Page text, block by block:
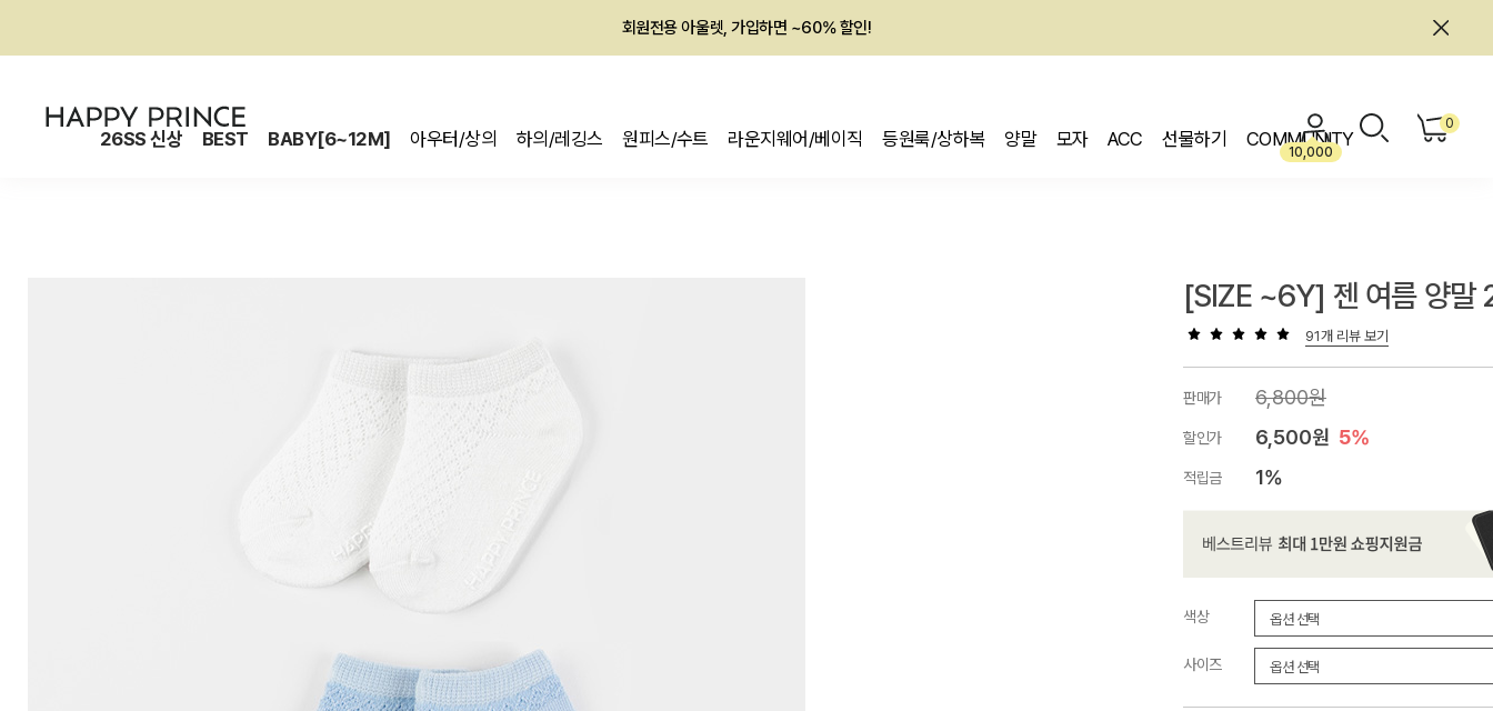
회원전용 아울렛, 가입하면 ~60% 할인!
26SS 신상 BEST BABY[6~12M] 아우터/상의 하의/레깅스 원피스/수트 라운지웨어/베이직 등원룩/상하복 양말 모자 ACC 선물하기 COMMUNITY
10,000
0
[SIZE ~6Y] 젠 여름 양말
91개 리뷰 보기
판매가 6,800원
할인가 6,500원 5%
적립금 1%
색상
사이즈